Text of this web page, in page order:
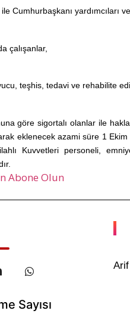
Cumhurbaşkanı yardımcıları
çalışanlar,
teşhis, tedavi ve rehabilite
göre sigortalı olanlar ile
eklenecek azami süre 1
Kuvvetleri personeli,
Abone Olun
Sayısı